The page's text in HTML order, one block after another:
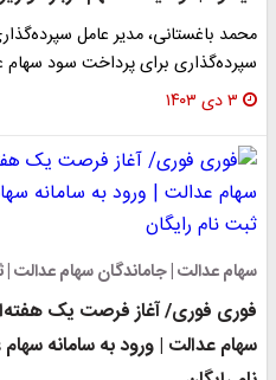
محمد باغستانی، مدیر عامل
سپرده‌گذاری برای پرداخت سود سهام
۳ دی ۱۴۰۳
سهام عدالت | جاماندگان سهام عدالت
فوری فوری/ آغاز فرصت یک
سهام عدالت | ورود به سامانه